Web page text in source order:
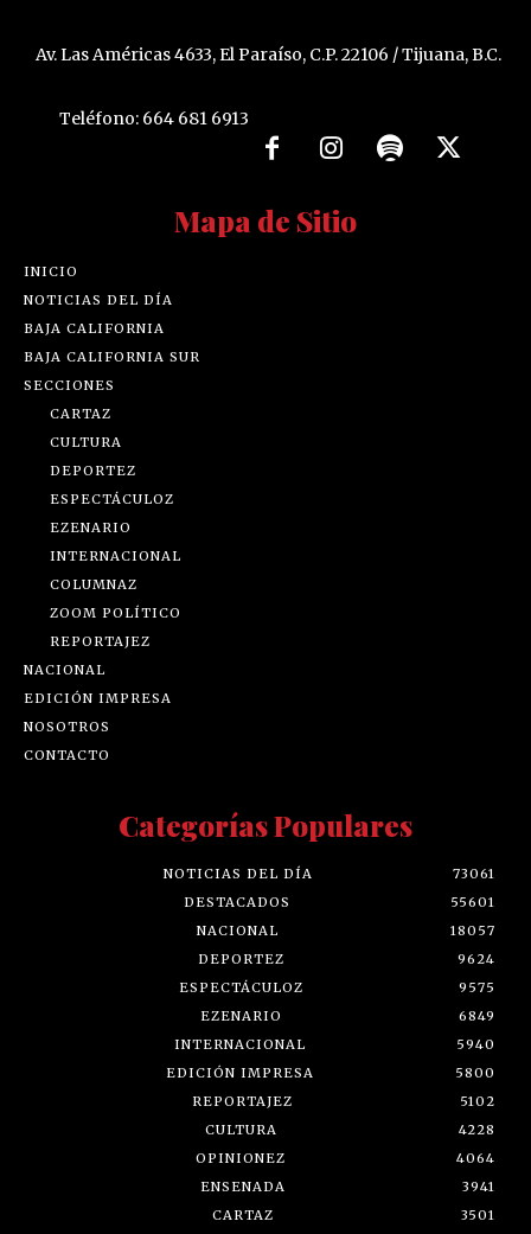
Av. Las Américas 4633, El Paraíso, C.P. 22106 / Tijuana, B.C.
Teléfono: 664 681 6913
Mapa de Sitio
INICIO
NOTICIAS DEL DÍA
BAJA CALIFORNIA
BAJA CALIFORNIA SUR
SECCIONES
CARTAZ
CULTURA
DEPORTEZ
ESPECTÁCULOZ
EZENARIO
INTERNACIONAL
COLUMNAZ
ZOOM POLÍTICO
REPORTAJEZ
NACIONAL
EDICIÓN IMPRESA
NOSOTROS
CONTACTO
Categorías Populares
NOTICIAS DEL DÍA
73061
DESTACADOS
55601
NACIONAL
18057
DEPORTEZ
9624
ESPECTÁCULOZ
9575
EZENARIO
6849
INTERNACIONAL
5940
EDICIÓN IMPRESA
5800
REPORTAJEZ
5102
CULTURA
4228
OPINIONEZ
4064
ENSENADA
3941
CARTAZ
3501